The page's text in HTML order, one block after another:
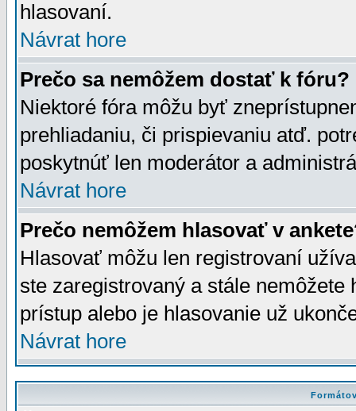
hlasovaní.
Návrat hore
Prečo sa nemôžem dostať k fóru?
Niektoré fóra môžu byť
prehliadaniu, či prispievaniu atď.
poskytnúť len moderátor a
Návrat hore
Prečo nemôžem hlasovať v
Hlasovať môžu len registrovaní
ste zaregistrovaný a stále
prístup alebo je hlasovanie už
Návrat hore